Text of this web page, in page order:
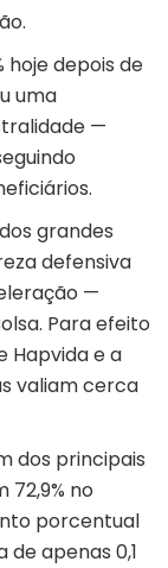
hoje depois de
uma
—
grandes
defensiva
—
Para efeito
Hapvida e a
valiam cerca
dos principais
no
porcentual
apenas 0,1